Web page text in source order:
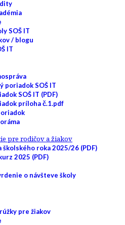
SOŠ IT
/ blogu
IT
poriadok SOŠ IT
SOŠ IT (PDF)
príloha č.1.pdf
pre rodičov a žiakov
školského roka 2025/26 (PDF)
2025 (PDF)
o návšteve školy
pre žiakov